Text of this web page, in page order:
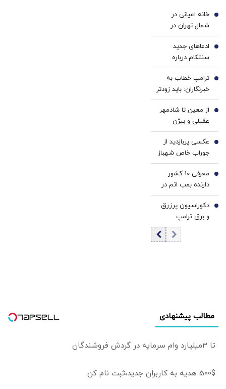
سفید
کننده
خانگی
خانه اعیانی در
شمال تهران در
دوران قاجار + عکس
1
ادعاهای جدید
سنتکام درباره
محاصره دریایی/ ۵۱
کشتی تجاری را
منحرف کردیم/ دو
کشتی را از کار
انداخته‌ایم
2
ترامپ خطاب به
خبرنگاران: باید زودتر
بروم؛ یک جنگ در
پیش داریم! + فیلم
3
از معین تا شادمهر
عقیلی و بیژن
مرتضوی/ حرف های
تازه پزشکیان درباره
بازگشت ایرانی ها
به کشور
4
عکسی پربازدید از
جوراب‌ خاص شهباز
شریف در مراسم
امضاء توافق‌ مکه
5
معرفی 10 کشور
دارنده بمب اتم در
جهان/ کدام کشور
بیشترین بمب اتم
را دارد؟ +
6
دکوراسیون پرزرق‌
و برق ترامپ
تداعی‌کننده
کاخ‌های صدام
7
مطالب پیشنهادی
تا 3میلیارد وام سرمایه در گردش فروشندگان
500$ هدیه به کاربران جدید،ثبت نام کن